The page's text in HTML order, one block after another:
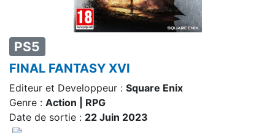
PS5
FINAL FANTASY XVI
Editeur et Developpeur : Square Enix
Genre : Action | RPG
Date de sortie : 22 Juin 2023